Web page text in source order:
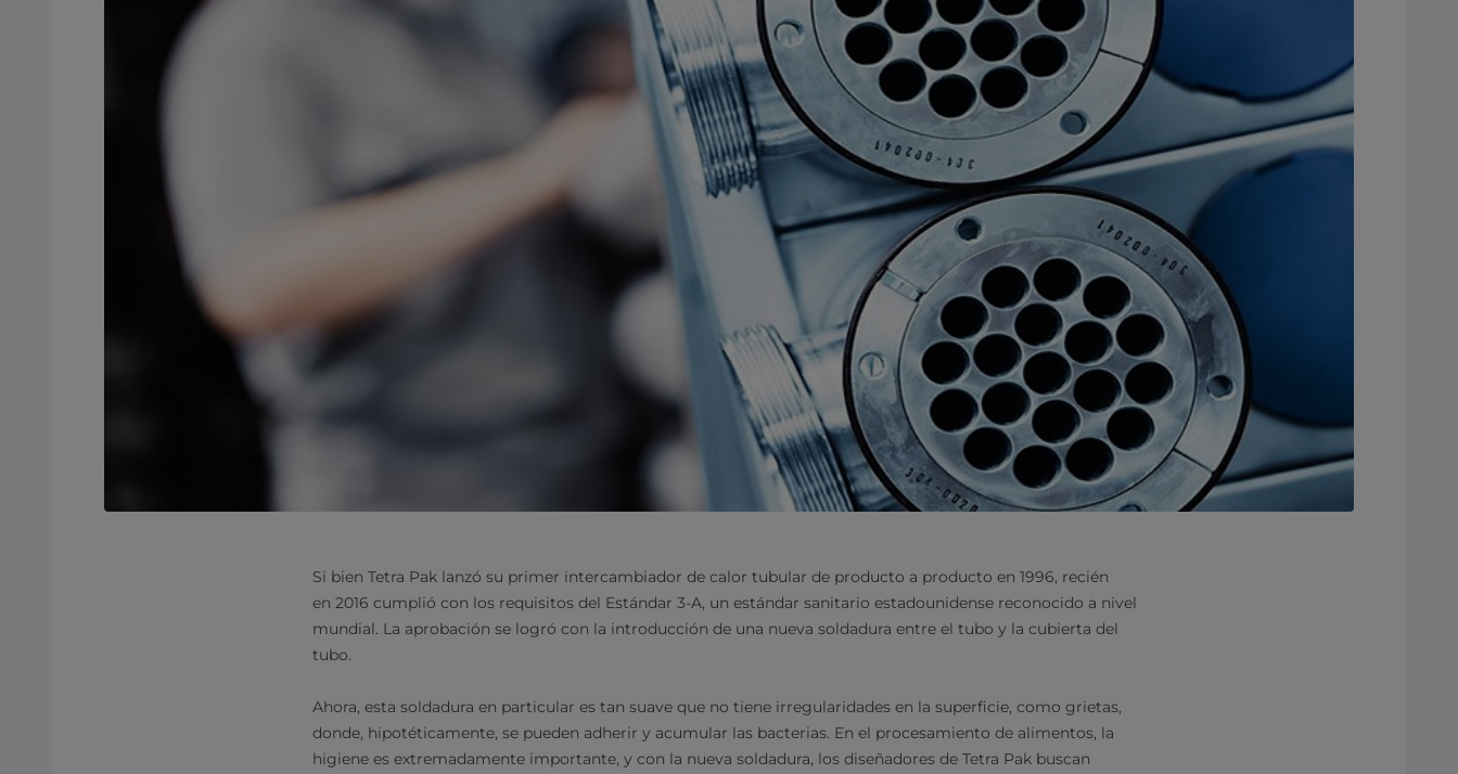
Si bien Tetra Pak lanzó su primer intercambiador de calor tubular de producto a producto en 1996, recién
en 2016 cumplió con los requisitos del Estándar 3-A, un estándar sanitario estadounidense reconocido a nivel
mundial. La aprobación se logró con la introducción de una nueva soldadura entre el tubo y la cubierta del
tubo.
Ahora, esta soldadura en particular es tan suave que no tiene irregularidades en la superficie, como grietas,
donde, hipotéticamente, se pueden adherir y acumular las bacterias. En el procesamiento de alimentos, la
higiene es extremadamente importante, y con la nueva soldadura, los diseñadores de Tetra Pak buscan